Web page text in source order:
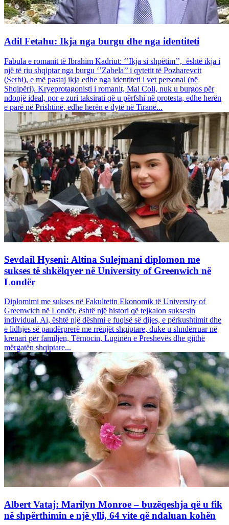
Adil Fetahu: Ikja nga burgu dhe nga identiteti
Fabula e romanit të Ibrahim Kadriut: ‘’Ikja si shpëtim’’, është ikja i
një të riu shqiptar nga burgu ‘’Zabela’’ i qytetit të Pozharevcit
(Serbi), e më pastaj ikja edhe nga identiteti i vet personal (në
Shqipëri). Kryeprotagonisti i romanit, Mal Coli, nuk u burgos për
ndonjë ideal, por e zuri taksirati që u përfshi në protesta, edhe herën
e parë në Prishtinë, edhe herën e dytë në Tiranë...
Sevdail Hyseni: Altina Sulejmani diplomon me
sukses të shkëlqyer në University of Greenwich në
Londër
Diplomimi me sukses në Fakultetin Ekonomik të University of
Greenwich në Londër, është një histori që tejkalon suksesin
individual. Ai, është një dëshmi e fuqisë së dijes, e përkushtimit dhe
e lidhjes së pandërprerë me rrënjët shqiptare, duke u shndërruar në
krenari për familjen, Tërnocin, Luginën e Preshevës dhe gjithë
mërgatën shqiptare...
Albert Vataj: Marilyn Monroe – buzëqeshja që u fik
në shpërthimin e një ylli, 64 vite që ndaluan kohën